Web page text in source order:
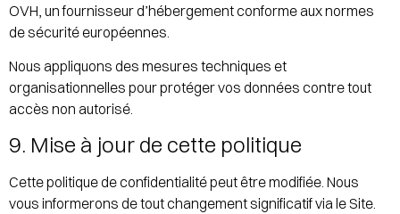
OVH, un fournisseur d’hébergement conforme aux normes
de sécurité européennes.
Nous appliquons des mesures techniques et
organisationnelles pour protéger vos données contre tout
accès non autorisé.
9. Mise à jour de cette politique
Cette politique de confidentialité peut être modifiée. Nous
vous informerons de tout changement significatif via le Site.